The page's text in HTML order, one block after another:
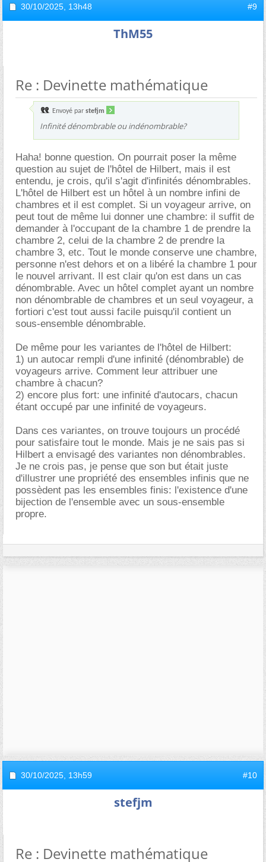
30/10/2025, 13h48 #9
ThM55
Re : Devinette mathématique
Envoyé par stefjm
Infinité dénombrable ou indénombrable?
Haha! bonne question. On pourrait poser la même
question au sujet de l'hôtel de Hilbert, mais il est
entendu, je crois, qu'il s'agit d'infinités dénombrables.
L'hôtel de Hilbert est un hôtel à un nombre infini de
chambres et il est complet. Si un voyageur arrive, on
peut tout de même lui donner une chambre: il suffit de
demander à l'occupant de la chambre 1 de prendre la
chambre 2, celui de la chambre 2 de prendre la
chambre 3, etc. Tout le monde conserve une chambre,
personne n'est dehors et on a libéré la chambre 1 pour
le nouvel arrivant. Il est clair qu'on est dans un cas
dénombrable. Avec un hôtel complet ayant un nombre
non dénombrable de chambres et un seul voyageur, a
fortiori c'est tout aussi facile puisqu'il contient un
sous-ensemble dénombrable.
De même pour les variantes de l'hôtel de Hilbert:
1) un autocar rempli d'une infinité (dénombrable) de
voyageurs arrive. Comment leur attribuer une
chambre à chacun?
2) encore plus fort: une infinité d'autocars, chacun
étant occupé par une infinité de voyageurs.
Dans ces variantes, on trouve toujours un procédé
pour satisfaire tout le monde. Mais je ne sais pas si
Hilbert a envisagé des variantes non dénombrables.
Je ne crois pas, je pense que son but était juste
d'illustrer une propriété des ensembles infinis que ne
possèdent pas les ensembles finis: l'existence d'une
bijection de l'ensemble avec un sous-ensemble
propre.
30/10/2025, 13h59 #10
stefjm
Re : Devinette mathématique